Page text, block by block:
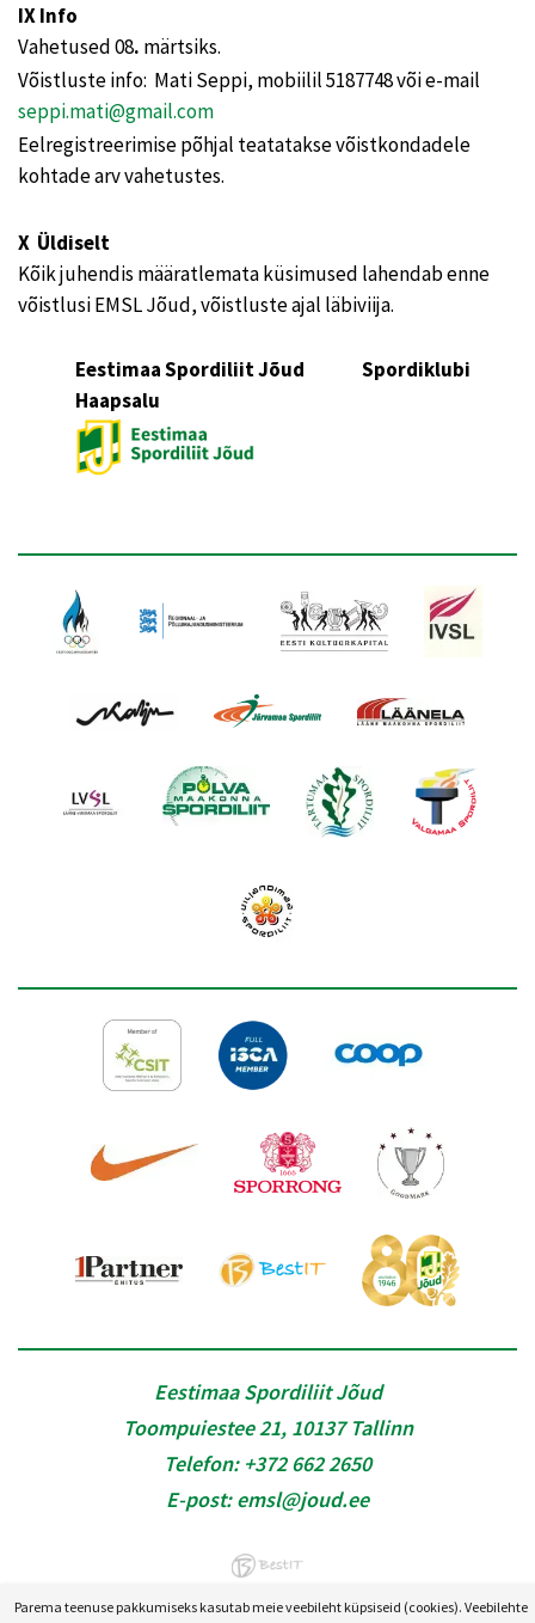
IX Info
Vahetused 08. märtsiks.
Võistluste info: Mati Seppi, mobiilil 5187748 või e-mail
seppi.mati@gmail.com
Eelregistreerimise põhjal teatatakse võistkondadele
kohtade arv vahetustes.
X Üldiselt
Kõik juhendis määratlemata küsimused lahendab enne
võistlusi EMSL Jõud, võistluste ajal läbiviija.
Eestimaa Spordiliit Jõud Spordiklubi
Haapsalu
Eestimaa Spordiliit Jõud
Toompuiestee 21, 10137 Tallinn
Telefon: +372 662 2650
E-post:emsl@joud.ee
Parema teenuse pakkumiseks kasutab meie veebileht küpsiseid (cookies). Veebilehte